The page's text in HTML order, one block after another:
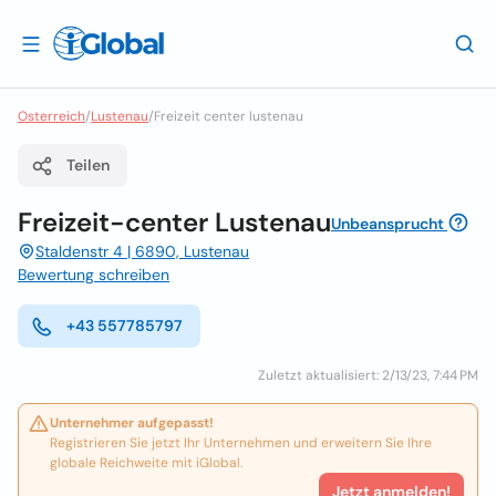
Osterreich/Lustenau/Freizeit center lustenau
Teilen
Freizeit-center LustenauUnbeansprucht
Staldenstr 4 | 6890, Lustenau
Bewertung schreiben
+43 557785797
Zuletzt aktualisiert: 2/13/23, 7:44 PM
Unternehmer aufgepasst!
Registrieren Sie jetzt Ihr Unternehmen und erweitern Sie Ihre
globale Reichweite mit iGlobal.
Jetzt anmelden!